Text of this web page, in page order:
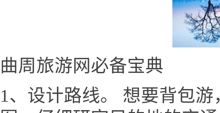
曲周旅游网必备宝典
1、设计路线。 想要背包